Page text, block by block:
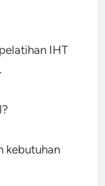
IHT
kebutuhan